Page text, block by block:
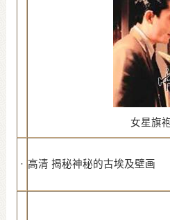
女星旗
· 高清 揭秘神秘的古埃及壁画